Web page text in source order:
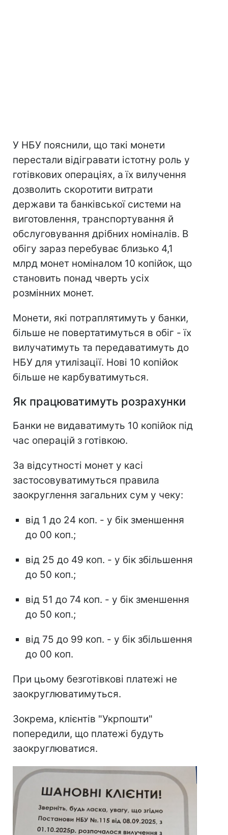
У НБУ пояснили, що такі монети
перестали відігравати істотну роль у
готівкових операціях, а їх вилучення
дозволить скоротити витрати
держави та банківської системи на
виготовлення, транспортування й
обслуговування дрібних номіналів. В
обігу зараз перебуває близько 4,1
млрд монет номіналом 10 копійок, що
становить понад чверть усіх
розмінних монет.
Монети, які потраплятимуть у банки,
більше не повертатимуться в обіг - їх
вилучатимуть та передаватимуть до
НБУ для утилізації. Нові 10 копійок
більше не карбуватимуться.
Як працюватимуть розрахунки
Банки не видаватимуть 10 копійок під
час операцій з готівкою.
За відсутності монет у касі
застосовуватимуться правила
заокруглення загальних сум у чеку:
від 1 до 24 коп. - у бік зменшення
до 00 коп.;
від 25 до 49 коп. - у бік збільшення
до 50 коп.;
від 51 до 74 коп. - у бік зменшення
до 50 коп.;
від 75 до 99 коп. - у бік збільшення
до 00 коп.
При цьому безготівкові платежі не
заокруглюватимуться.
Зокрема, клієнтів "Укрпошти"
попередили, що платежі будуть
заокруглюватися.